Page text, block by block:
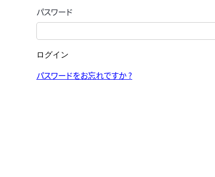
パスワード
ログイン
パスワードをお忘れですか ?